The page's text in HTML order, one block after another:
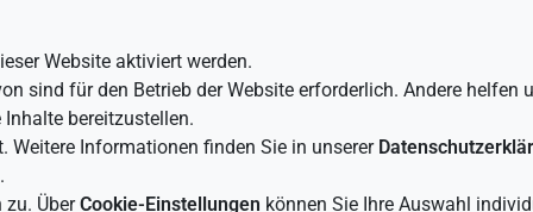
Karriere
Website aktiviert werden.
sind für den Betrieb der Website erforderlich. Andere helfen
bereitzustellen.
Weitere Informationen finden Sie in unserer
.
zu. ÜberCookie-Einstellungen können Sie Ihre Auswahl